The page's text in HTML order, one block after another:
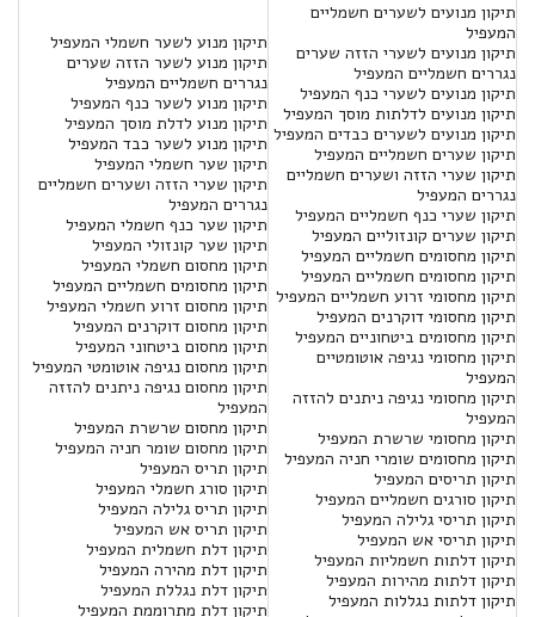
תיקון מנועים לשערים חשמליים
המעפיל
תיקון מנועים לשערי הזזה שערים
נגררים חשמליים המעפיל
תיקון מנועים לשערי כנף המעפיל
תיקון מנועים לדלתות מוסך המעפיל
תיקון מנועים לשערים כבדים המעפיל
תיקון שערים חשמליים המעפיל
תיקון שערי הזזה ושערים חשמליים
נגררים המעפיל
תיקון שערי כנף חשמליים המעפיל
תיקון שערים קונזוליים המעפיל
תיקון מחסומים חשמליים המעפיל
תיקון מחסומים חשמליים המעפיל
תיקון מחסומי זרוע חשמליים המעפיל
תיקון מחסומי דוקרנים המעפיל
תיקון מחסומים ביטחוניים המעפיל
תיקון מחסומי נגיפה אוטומטיים
המעפיל
תיקון מחסומי נגיפה ניתנים להזזה
המעפיל
תיקון מחסומי שרשרת המעפיל
תיקון מחסומים שומרי חניה המעפיל
תיקון תריסים המעפיל
תיקון סורגים חשמליים המעפיל
תיקון תריסי גלילה המעפיל
תיקון תריסי אש המעפיל
תיקון דלתות חשמליות המעפיל
תיקון דלתות מהירות המעפיל
תיקון דלתות נגללות המעפיל
תיקון מנוע לשער חשמלי המעפיל
תיקון מנוע לשער הזזה שערים
נגררים חשמליים המעפיל
תיקון מנוע לשער כנף המעפיל
תיקון מנוע לדלת מוסך המעפיל
תיקון מנוע לשער כבד המעפיל
תיקון שער חשמלי המעפיל
תיקון שערי הזזה ושערים חשמליים
נגררים המעפיל
תיקון שער כנף חשמלי המעפיל
תיקון שער קונזולי המעפיל
תיקון מחסום חשמלי המעפיל
תיקון מחסומים חשמליים המעפיל
תיקון מחסום זרוע חשמלי המעפיל
תיקון מחסום דוקרנים המעפיל
תיקון מחסום ביטחוני המעפיל
תיקון מחסום נגיפה אוטומטי המעפיל
תיקון מחסום נגיפה ניתנים להזזה
המעפיל
תיקון מחסום שרשרת המעפיל
תיקון מחסום שומר חניה המעפיל
תיקון תריס המעפיל
תיקון סורג חשמלי המעפיל
תיקון תריס גלילה המעפיל
תיקון תריס אש המעפיל
תיקון דלת חשמלית המעפיל
תיקון דלת מהירה המעפיל
תיקון דלת נגללת המעפיל
תיקון דלת מתרוממת המעפיל